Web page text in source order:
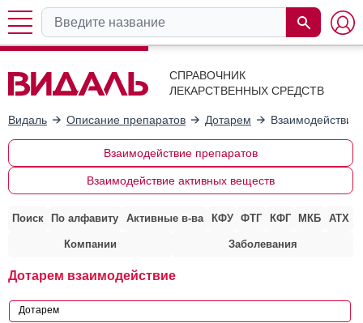
СПРАВОЧНИК
ЛЕКАРСТВЕННЫХ СРЕДСТВ
Видаль Описание препаратов Дотарем
Взаимодействие препаратов
Взаимодействие активных веществ
Поиск По алфавиту Активные в-ва КФУ ФТГ КФГ МКБ АТХ
Компании Заболевания
Дотарем взаимодействие